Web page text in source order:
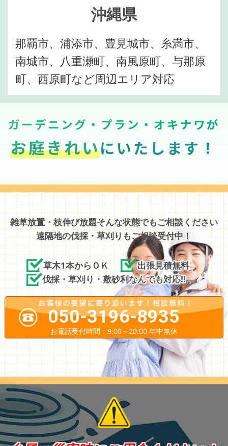
沖縄県
那覇市、浦添市、豊見城市、糸満市、
南城市、八重瀬町、南風原町、与那原
町、西原町など周辺エリア対応
ガーデニング・プラン・オキナワが
お庭きれいにいたします！
雑草放置・枝伸び放題そんな状態でもご相談ください
遠隔地の伐採・草刈りもご相談受付中！
草木1本からＯＫ
出張見積無料
伐採・草刈り・敷砂利なんでも対応!!
050-3196-8935
お電話受付時間：9:00～20:00 年中無休